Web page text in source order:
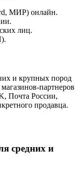
МИР) онлайн.
лиц.
и крупных пород
партнеров
Почта России,
продавца.
средних и